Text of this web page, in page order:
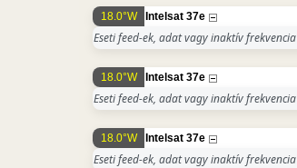
18.0°W Intelsat 37e
Eseti feed-ek, adat vagy inaktív frekvencia
18.0°W Intelsat 37e
Eseti feed-ek, adat vagy inaktív frekvencia
18.0°W Intelsat 37e
Eseti feed-ek, adat vagy inaktív frekvencia